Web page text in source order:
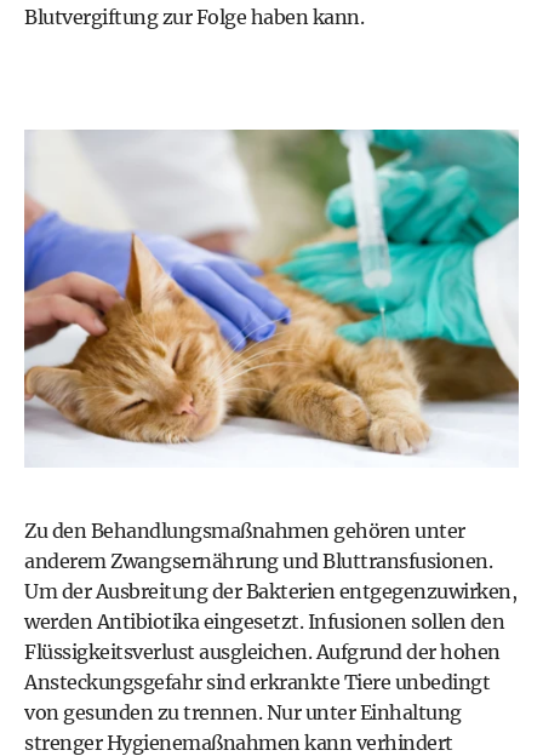
Blutvergiftung zur Folge haben kann.
Zu den Behandlungsmaßnahmen gehören unter
anderem Zwangsernährung und Bluttransfusionen.
Um der Ausbreitung der Bakterien entgegenzuwirken,
werden Antibiotika eingesetzt. Infusionen sollen den
Flüssigkeitsverlust ausgleichen. Aufgrund der hohen
Ansteckungsgefahr sind erkrankte Tiere unbedingt
von gesunden zu trennen. Nur unter Einhaltung
strenger Hygienemaßnahmen kann verhindert